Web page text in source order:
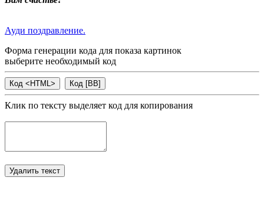
Ауди поздравление.
Форма генерации кода для показа картинок
выберите необходимый код
Клик по тексту выделяет код для копирования